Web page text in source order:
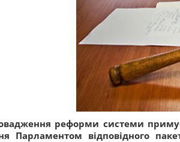
реформи системи
Парламентом відповідного